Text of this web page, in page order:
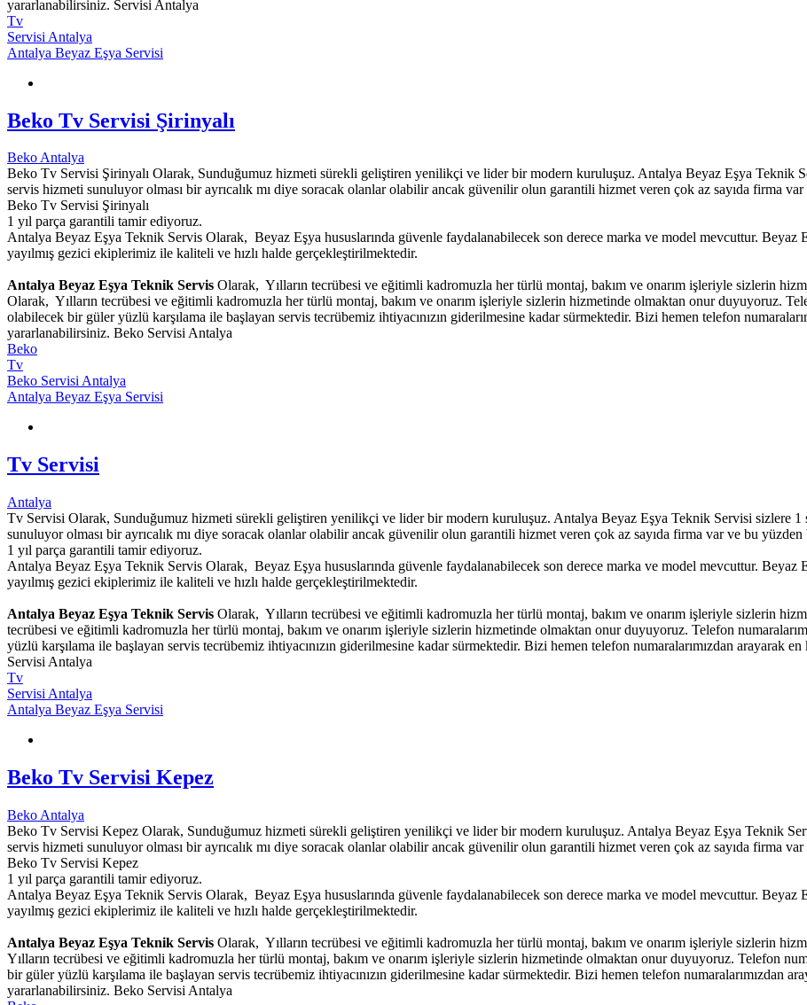
yararlanabilirsiniz. Servisi Antalya
Tv
Servisi Antalya
Antalya Beyaz Eşya Servisi
Beko Tv Servisi Şirinyalı
Beko Antalya
Beko Tv Servisi Şirinyalı Olarak, Sunduğumuz hizmeti sürekli geliştiren yenilikçi ve lider bir modern kuruluşuz. Antalya Beyaz Eşya Teknik
servis hizmeti sunuluyor olması bir ayrıcalık mı diye soracak olanlar olabilir ancak güvenilir olun garantili hizmet veren çok az sayıda firma
Beko Tv Servisi Şirinyalı
1 yıl parça garantili tamir ediyoruz.
Antalya Beyaz Eşya Teknik Servis Olarak, Beyaz Eşya hususlarında güvenle faydalanabilecek son derece marka ve model mevcuttur.
yayılmış gezici ekiplerimiz ile kaliteli ve hızlı halde gerçekleştirilmektedir.
Antalya Beyaz Eşya Teknik Servis Olarak, Yılların tecrübesi ve eğitimli kadromuzla her türlü montaj, bakım ve onarım işleriyle sizlerin
Olarak, Yılların tecrübesi ve eğitimli kadromuzla her türlü montaj, bakım ve onarım işleriyle sizlerin hizmetinde olmaktan onur duyuyoruz.
olabilecek bir güler yüzlü karşılama ile başlayan servis tecrübemiz ihtiyacınızın giderilmesine kadar sürmektedir. Bizi hemen telefon
yararlanabilirsiniz. Beko Servisi Antalya
Beko
Tv
Beko Servisi Antalya
Antalya Beyaz Eşya Servisi
Tv Servisi
Antalya
Tv Servisi Olarak, Sunduğumuz hizmeti sürekli geliştiren yenilikçi ve lider bir modern kuruluşuz. Antalya Beyaz Eşya Teknik Servisi sizlere 1
sunuluyor olması bir ayrıcalık mı diye soracak olanlar olabilir ancak güvenilir olun garantili hizmet veren çok az sayıda firma var ve bu
1 yıl parça garantili tamir ediyoruz.
Antalya Beyaz Eşya Teknik Servis Olarak, Beyaz Eşya hususlarında güvenle faydalanabilecek son derece marka ve model mevcuttur.
yayılmış gezici ekiplerimiz ile kaliteli ve hızlı halde gerçekleştirilmektedir.
Antalya Beyaz Eşya Teknik Servis Olarak, Yılların tecrübesi ve eğitimli kadromuzla her türlü montaj, bakım ve onarım işleriyle sizlerin
tecrübesi ve eğitimli kadromuzla her türlü montaj, bakım ve onarım işleriyle sizlerin hizmetinde olmaktan onur duyuyoruz. Telefon
yüzlü karşılama ile başlayan servis tecrübemiz ihtiyacınızın giderilmesine kadar sürmektedir. Bizi hemen telefon numaralarımızdan arayarak
Servisi Antalya
Tv
Servisi Antalya
Antalya Beyaz Eşya Servisi
Beko Tv Servisi Kepez
Beko Antalya
Beko Tv Servisi Kepez Olarak, Sunduğumuz hizmeti sürekli geliştiren yenilikçi ve lider bir modern kuruluşuz. Antalya Beyaz Eşya Teknik
servis hizmeti sunuluyor olması bir ayrıcalık mı diye soracak olanlar olabilir ancak güvenilir olun garantili hizmet veren çok az sayıda firma
Beko Tv Servisi Kepez
1 yıl parça garantili tamir ediyoruz.
Antalya Beyaz Eşya Teknik Servis Olarak, Beyaz Eşya hususlarında güvenle faydalanabilecek son derece marka ve model mevcuttur.
yayılmış gezici ekiplerimiz ile kaliteli ve hızlı halde gerçekleştirilmektedir.
Antalya Beyaz Eşya Teknik Servis Olarak, Yılların tecrübesi ve eğitimli kadromuzla her türlü montaj, bakım ve onarım işleriyle sizlerin
Yılların tecrübesi ve eğitimli kadromuzla her türlü montaj, bakım ve onarım işleriyle sizlerin hizmetinde olmaktan onur duyuyoruz. Telefon
bir güler yüzlü karşılama ile başlayan servis tecrübemiz ihtiyacınızın giderilmesine kadar sürmektedir. Bizi hemen telefon numaralarımızdan
yararlanabilirsiniz. Beko Servisi Antalya